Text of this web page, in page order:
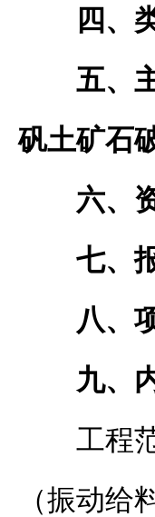
四、
五、
矾土矿石
六、
七、
八、
九、
工程
（振动